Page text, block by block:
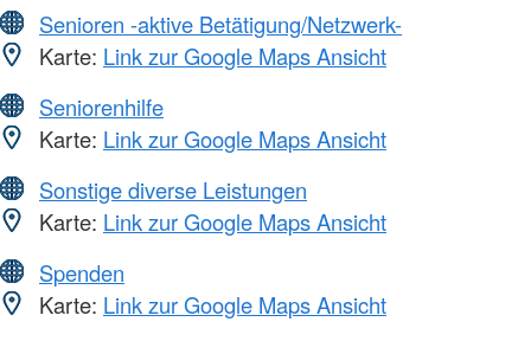
Senioren -aktive Betätigung/Netzwerk-
Karte: Link zur Google Maps Ansicht
Seniorenhilfe
Karte: Link zur Google Maps Ansicht
Sonstige diverse Leistungen
Karte: Link zur Google Maps Ansicht
Spenden
Karte: Link zur Google Maps Ansicht